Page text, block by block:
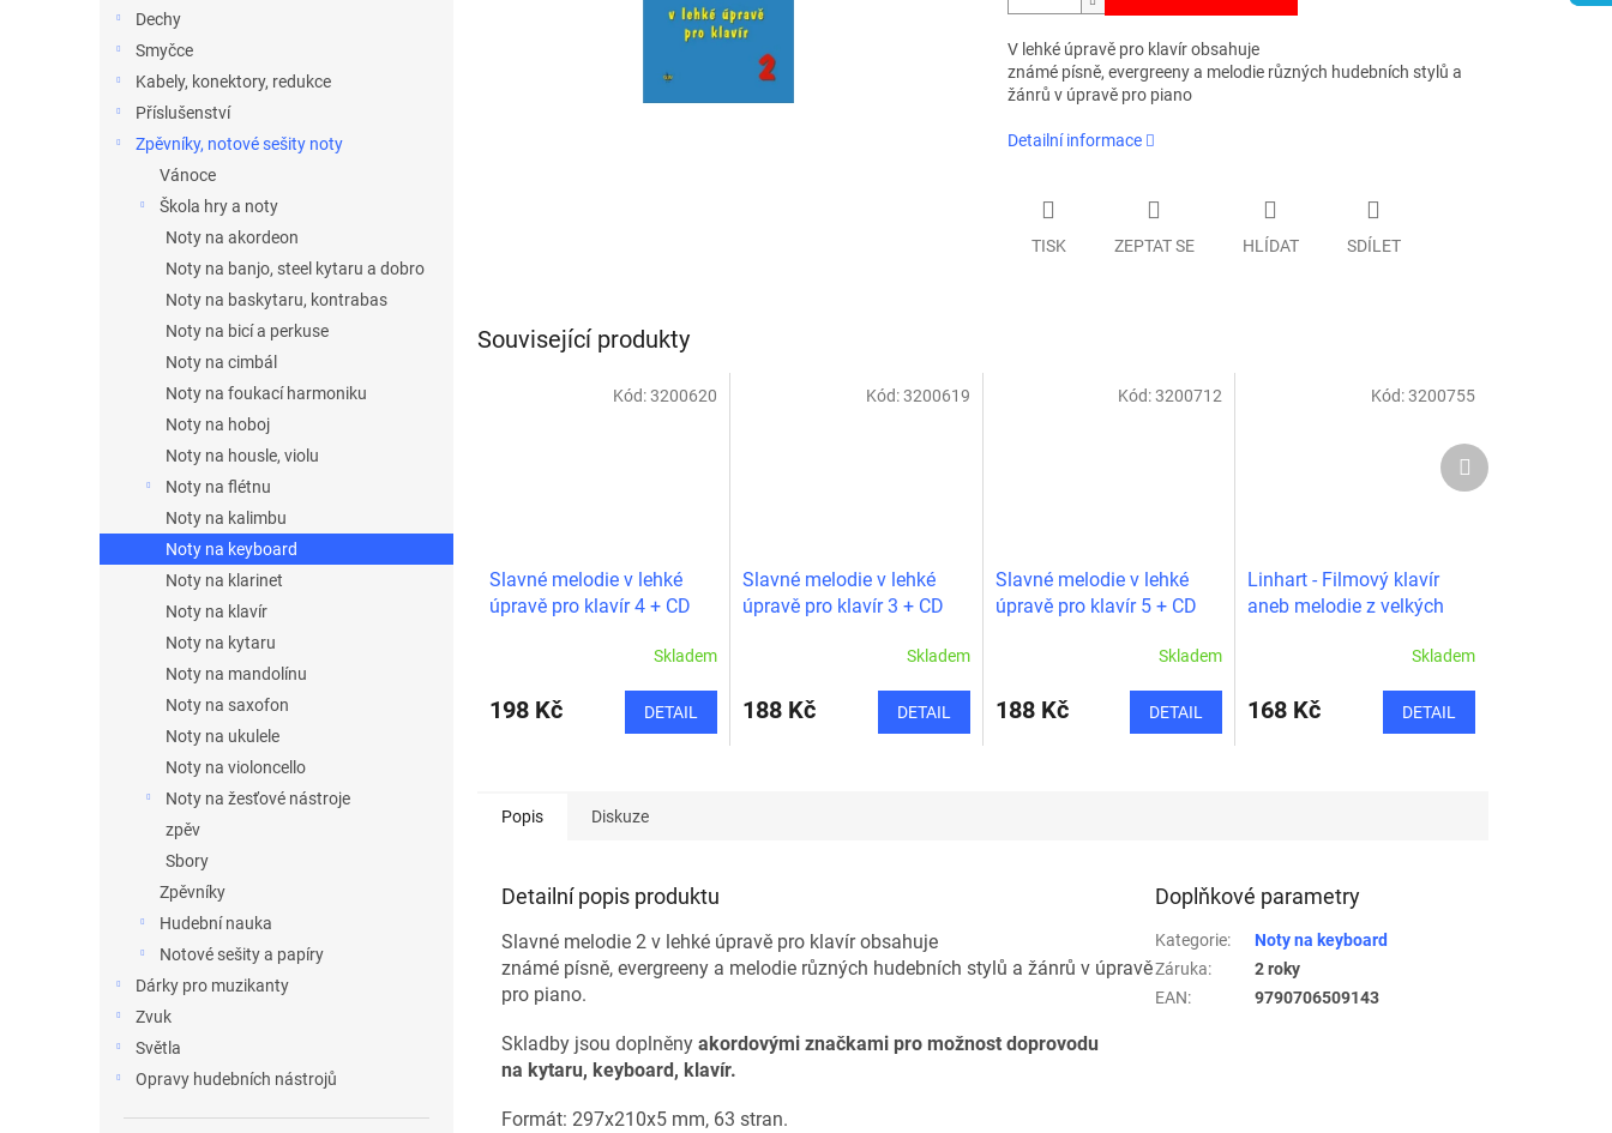
Dechy
Smyčce
Kabely, konektory, redukce
Příslušenství
Zpěvníky, notové sešity noty
Vánoce
Škola hry a noty
Noty na akordeon
Noty na banjo, steel kytaru a dobro
Noty na baskytaru, kontrabas
Noty na bicí a perkuse
Noty na cimbál
Noty na foukací harmoniku
Noty na hoboj
Noty na housle, violu
Noty na flétnu
Noty na kalimbu
Noty na keyboard
Noty na klarinet
Noty na klavír
Noty na kytaru
Noty na mandolínu
Noty na saxofon
Noty na ukulele
Noty na violoncello
Noty na žesťové nástroje
zpěv
Sbory
Zpěvníky
Hudební nauka
Notové sešity a papíry
Dárky pro muzikanty
Zvuk
Světla
Opravy hudebních nástrojů
V lehké úpravě pro klavír obsahuje
známé písně, evergreeny a melodie různých hudebních stylů a
žánrů v úpravě pro piano
Detailní informace
TISK ZEPTAT SE HLÍDAT SDÍLET
Související produkty
Slavné melodie v lehké
úpravě pro klavír 4 + CD
Skladem
198 Kč DETAIL
Kód:3200620
Slavné melodie v lehké
úpravě pro klavír 3 + CD
Skladem
188 Kč DETAIL
Kód:3200619
Slavné melodie v lehké
úpravě pro klavír 5 + CD
Skladem
188 Kč DETAIL
Kód:3200712
Linhart - Filmový klavír
aneb melodie z velkých
Skladem
168 Kč DETAIL
Kód:3200755
Další
produkt
Popis Diskuze
Detailní popis produktu
Slavné melodie 2 v lehké úpravě pro klavír obsahuje
známé písně, evergreeny a melodie různých hudebních stylů a žánrů v úpravě
pro piano.
Skladby jsou doplněny akordovými značkami pro možnost doprovodu
na kytaru, keyboard, klavír.
Formát: 297x210x5 mm, 63 stran.
Doplňkové parametry
Kategorie:
Noty na keyboard
Záruka:
2 roky
EAN: 9790706509143